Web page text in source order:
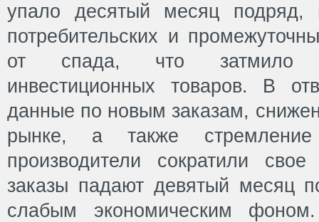
упало десятый месяц подряд,
потребительских и
от спада, что затмило
инвестиционных товаров. В
данные по новым заказам,
рынке, а также
производители сократили
заказы падают девятый месяц
слабым экономическим